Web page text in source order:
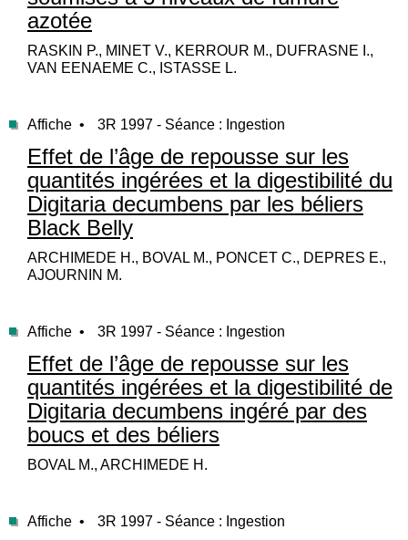
azotée
RASKIN P., MINET V., KERROUR M., DUFRASNE I.,
VAN EENAEME C., ISTASSE L.
Affiche • 3R 1997 - Séance : Ingestion
Effet de l’âge de repousse sur les
quantités ingérées et la digestibilité du
Digitaria decumbens par les béliers
Black Belly
ARCHIMEDE H., BOVAL M., PONCET C., DEPRES E.,
AJOURNIN M.
Affiche • 3R 1997 - Séance : Ingestion
Effet de l’âge de repousse sur les
quantités ingérées et la digestibilité de
Digitaria decumbens ingéré par des
boucs et des béliers
BOVAL M., ARCHIMEDE H.
Affiche • 3R 1997 - Séance : Ingestion